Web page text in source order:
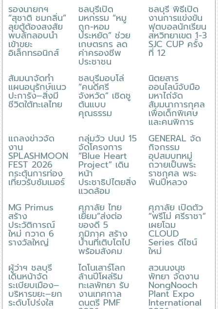
รองนายกฯ
“สุชาติ ชมกลิ่น”
ลุยตู้ต้องสงสัย
พบลักลอบนำ
เข้าขยะ
อิเล็กทรอนิกส์
ชลบุรีเปิด
มหกรรม “หมู
ถูก-หอม
ประหยัด” ช่วย
เกษตรกร ลด
ค่าครองชีพ
ประชาชน
ชลบุรี พิธีเปิด
งานการแข่งขัน
ฟุตบอลนักเรียน
สหวิทยาเขต 1-3
SJC CUP ครั้ง
ที่ 12
สัมมนาจัดทำ
แผนอนุรักษ์แนว
ปะการัง–สิ่งมี
ชีวิตใต้ทะเลไทย
ชลบุรีมอบโล่
“คนดีศรี
จังหวัด” เชิดชู
ต้นแบบ
คุณธรรม
นิตยสาร
ออนไลน์จับมือ
มหาไถ่จัด
สัมมนาการกุศล
เพื่อเด็กพิเศษ
และคนพิการ
แถลงข่าวจัด
งาน
SPLASHMOON
FEST 2026
กระตุ้นการท่อง
เที่ยวรับซัมเมอร์
กลุ่มวัว ปนป 15
จัดโครงการ
“Blue Heart
Project” เดิน
หน้า
ประชาธิปไตยสิ่ง
แวดล้อม
GENERAL จัด
กิจกรรม
อุปสมบทหมู่
ถวายเป็นพระ
ราชกุศล พระ
พันปีหลวง
MG Primus
สร้าง
ประวัติการณ์
ใหม่ กวาด 6
รางวัลใหญ่
ศุภาลัย ไทย
เยี่ยม”ส่งต่อ
ของดี 5
ภูมิภาค สร้าง
บ้านที่เติบโตไป
พร้อมสังคม
ศุภาลัย เปิดตัว
“พรีโม่ ศรีราชา”
เผยโฉม
CLOUD
Series ดีไซน์
ใหม่
ผู้ว่าฯ ชลบุรี
เดินหน้าจัด
ระเบียบเมือง–
บริหารขยะ–ยก
ระดับโปร่งใส
ไดโนเสาร์โลก
ล้านปีโผล่ริม
ทะเลพัทยา รับ
งานเทศกาล
ดนตรี PMF
สวนนงนุช
พัทยา จัดงาน
NongNooch
Plant Expo
International